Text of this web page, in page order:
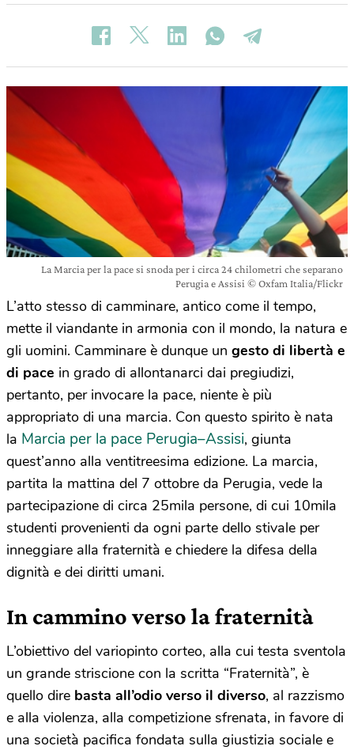
La Marcia per la pace si snoda per i circa 24 chilometri che separano
Perugia e Assisi © Oxfam Italia/Flickr
L’atto stesso di camminare, antico come il tempo,
mette il viandante in armonia con il mondo, la natura e
gli uomini. Camminare è dunque un gesto di libertà e
di pace in grado di allontanarci dai pregiudizi,
pertanto, per invocare la pace, niente è più
appropriato di una marcia. Con questo spirito è nata
la Marcia per la pace Perugia–Assisi, giunta
quest’anno alla ventitreesima edizione. La marcia,
partita la mattina del 7 ottobre da Perugia, vede la
partecipazione di circa 25mila persone, di cui 10mila
studenti provenienti da ogni parte dello stivale per
inneggiare alla fraternità e chiedere la difesa della
dignità e dei diritti umani.
In cammino verso la fraternità
L’obiettivo del variopinto corteo, alla cui testa sventola
un grande striscione con la scritta “Fraternità”, è
quello dire basta all’odio verso il diverso, al razzismo
e alla violenza, alla competizione sfrenata, in favore di
una società pacifica fondata sulla giustizia sociale e